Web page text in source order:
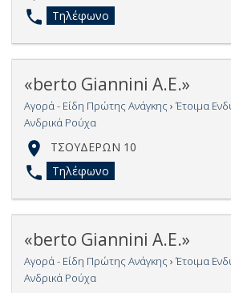
Τηλέφωνο
«berto Giannini Α.Ε.»
Αγορά - Είδη Πρώτης Ανάγκης › Έτοιμα
Ανδρικά Ρούχα
ΤΣΟΥΔΕΡΩΝ 10
Τηλέφωνο
«berto Giannini Α.Ε.»
Αγορά - Είδη Πρώτης Ανάγκης › Έτοιμα
Ανδρικά Ρούχα